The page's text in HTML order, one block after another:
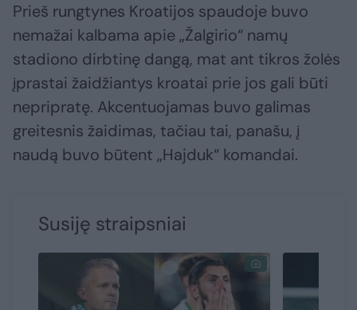
Prieš rungtynes Kroatijos spaudoje buvo
nemažai kalbama apie „Žalgirio“ namų
stadiono dirbtinę dangą, mat ant tikros žolės
įprastai žaidžiantys kroatai prie jos gali būti
nepripratę. Akcentuojamas buvo galimas
greitesnis žaidimas, tačiau tai, panašu, į
naudą buvo būtent „Hajduk“ komandai.
Susiję straipsniai